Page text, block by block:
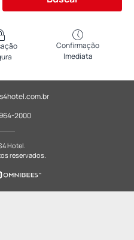
Confirmação
Imediata
2000
Hotel.
reservados.